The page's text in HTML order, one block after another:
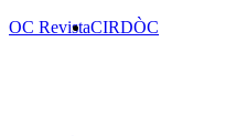
OC RevistaCIRDÒC